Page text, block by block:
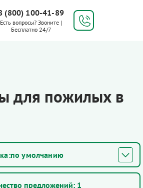
(800) 100-41-89
Есть вопросы? Звоните |
Бесплатно 24/7
для пожилых в
по умолчанию
предложений: 1